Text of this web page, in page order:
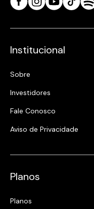
Institucional
Sobre
Investidores
Fale Conosco
Aviso de Privacidade
Planos
Planos